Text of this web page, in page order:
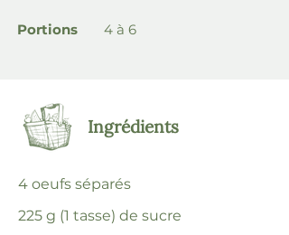
Portions 4 à 6
Ingrédients
4 oeufs séparés
225 g (1 tasse) de sucre